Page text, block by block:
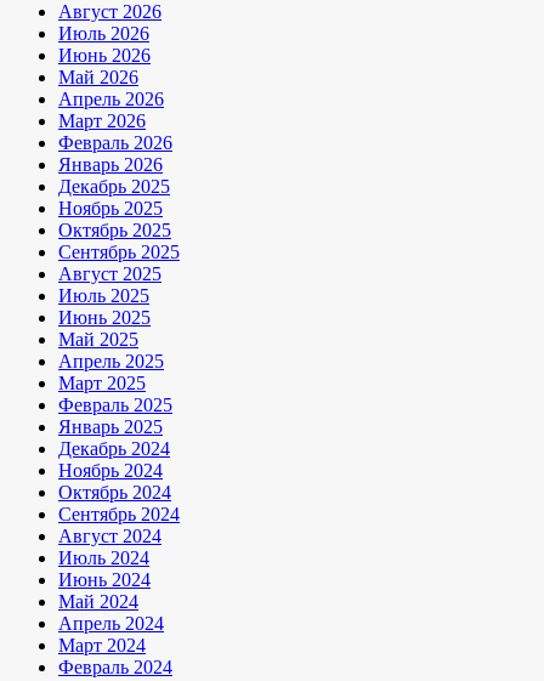
Август 2026
Июль 2026
Июнь 2026
Май 2026
Апрель 2026
Март 2026
Февраль 2026
Январь 2026
Декабрь 2025
Ноябрь 2025
Октябрь 2025
Сентябрь 2025
Август 2025
Июль 2025
Июнь 2025
Май 2025
Апрель 2025
Март 2025
Февраль 2025
Январь 2025
Декабрь 2024
Ноябрь 2024
Октябрь 2024
Сентябрь 2024
Август 2024
Июль 2024
Июнь 2024
Май 2024
Апрель 2024
Март 2024
Февраль 2024